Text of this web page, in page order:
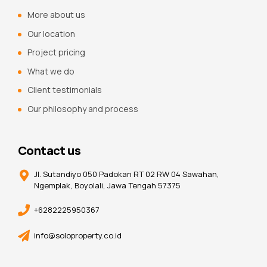
More about us
Our location
Project pricing
What we do
Client testimonials
Our philosophy and process
Contact us
Jl. Sutandiyo 050 Padokan RT 02 RW 04 Sawahan,
Ngemplak, Boyolali, Jawa Tengah 57375
+6282225950367
info@soloproperty.co.id